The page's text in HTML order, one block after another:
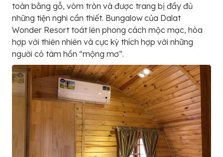
toàn bằng gỗ, vòm tròn và được trang bị đầy đủ
những tiện nghi cần thiết. Bungalow của Dalat
Wonder Resort toát lên phong cách mộc mạc, hòa
hợp với thiên nhiên và cực kỳ thích hợp với những
người có tâm hồn “mộng mơ”.